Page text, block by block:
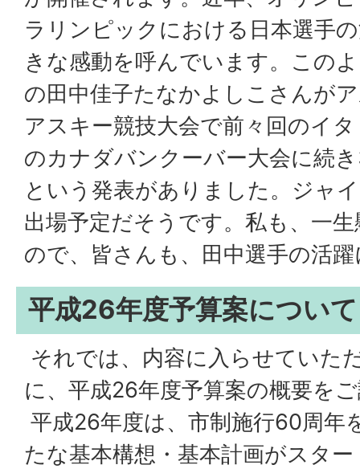
ラリンピックにおける日本選手
きな感動を呼んでいます。この
の田中佳子たなかよしこさんが
アスキー競技大会で前々回のイ
のカナダバンクーバー大会に続
という発表がありました。ジャ
出場予定だそうです。私も、一
ので、皆さんも、田中選手の活
平成26年度予算案について
それでは、内容に入らせていた
に、平成26年度予算案の概要を
平成26年度は、市制施行60周年
たな基本構想・基本計画がスタ